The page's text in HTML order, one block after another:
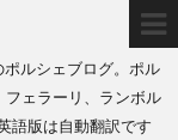
ポルシェブログ。ポル
フェラーリ、ランボル
語版は自動翻訳です